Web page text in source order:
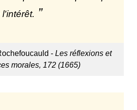
- Les réflexions et
morales, 172 (1665)